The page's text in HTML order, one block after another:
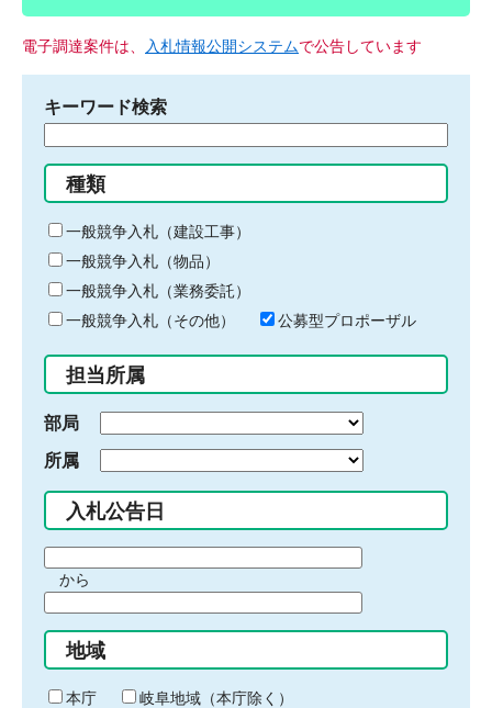
電子調達案件は、 入札情報公開システムで公告しています
キーワード検索
る
キ
ー
ワ
ー
ド
入
力
種類
一般競争入札（建設工事）
一般競争入札（物品）
一般競争入札（業務委託）
一般競争入札（その他）
公募型プロポーザル
担当所属
部局
所属
入札公告日
間
始
り
から
間
終
わ
地域
本庁
岐阜地域（本庁除く）